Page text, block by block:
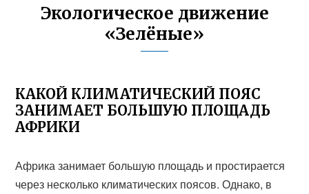
Экологическое движение
«Зелёные»
КАКОЙ КЛИМАТИЧЕСКИЙ ПОЯС
ЗАНИМАЕТ БОЛЬШУЮ ПЛОЩАДЬ
АФРИКИ
Африка занимает большую площадь и простирается
через несколько климатических поясов. Однако, в